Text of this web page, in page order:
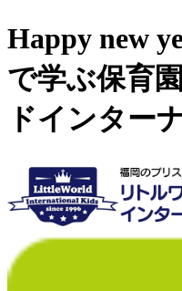
Happy new
で学ぶ保育
ドインター